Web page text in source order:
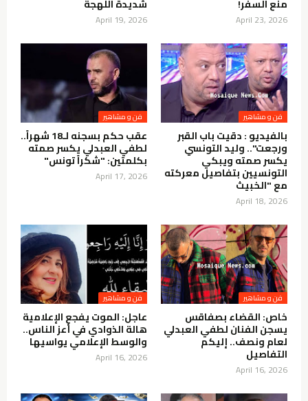
منع السفر!
April 23, 2026
شديدة اللهجة
April 19, 2026
فن و مشاهير
بالفيديو : دقيت باب القبر
ورجعت".. وليد التونسي
يكسر صمته ويبكي
التونسيين بتفاصيل معركته
مع "الخبيث
April 18, 2026
فن و مشاهير
عقب حكم بسجنه لـ18 شهراً..
لطفي العبدلي يكسر صمته
بكلمتين: "شكراً تونس"
April 17, 2026
فن و مشاهير
خاص: القضاء بصفاقس
يسجن الفنان لطفي العبدلي
لعام ونصف.. إليكم
التفاصيل
April 16, 2026
فن و مشاهير
عاجل: الموت يفجع الإعلامية
هالة الذوادي في أعز الناس..
والوسط الإعلامي يواسيها
April 16, 2026